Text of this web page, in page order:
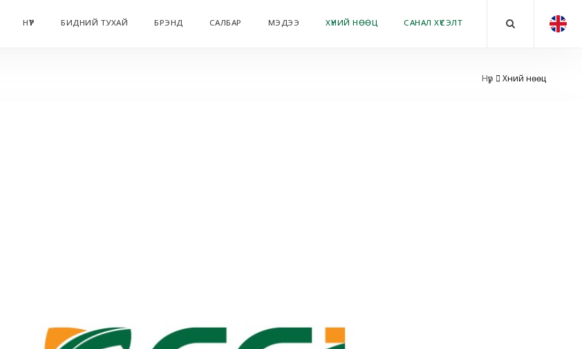
НҮҮР БИДНИЙ ТУХАЙ БРЭНД САЛБАР МЭДЭЭ ХҮНИЙ НӨӨЦ САНАЛ ХҮСЭЛТ
Нүүр Хүний нөөц